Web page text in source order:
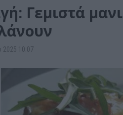
Γεμιστά
2025 10:07